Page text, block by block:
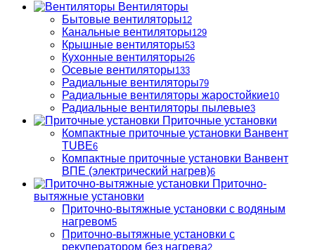
Вентиляторы
Бытовые вентиляторы12
Канальные вентиляторы129
Крышные вентиляторы53
Кухонные вентиляторы26
Осевые вентиляторы133
Радиальные вентиляторы79
Радиальные вентиляторы жаростойкие10
Радиальные вентиляторы пылевые3
Приточные установки
Компактные приточные установки Ванвент
TUBE6
Компактные приточные установки Ванвент
ВПЕ (электрический нагрев)6
Приточно-
вытяжные установки
Приточно-вытяжные установки с водяным
нагревом5
Приточно-вытяжные установки с
рекуператором без нагрева2